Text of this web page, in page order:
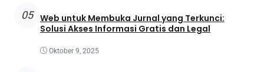
05 Web untuk Membuka Jurnal yang Terkunci:
Solusi Akses Informasi Gratis dan Legal
Oktober 9, 2025